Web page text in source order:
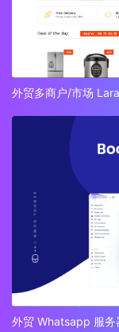
外贸多商户/市场
外贸 Whatsapp 服务